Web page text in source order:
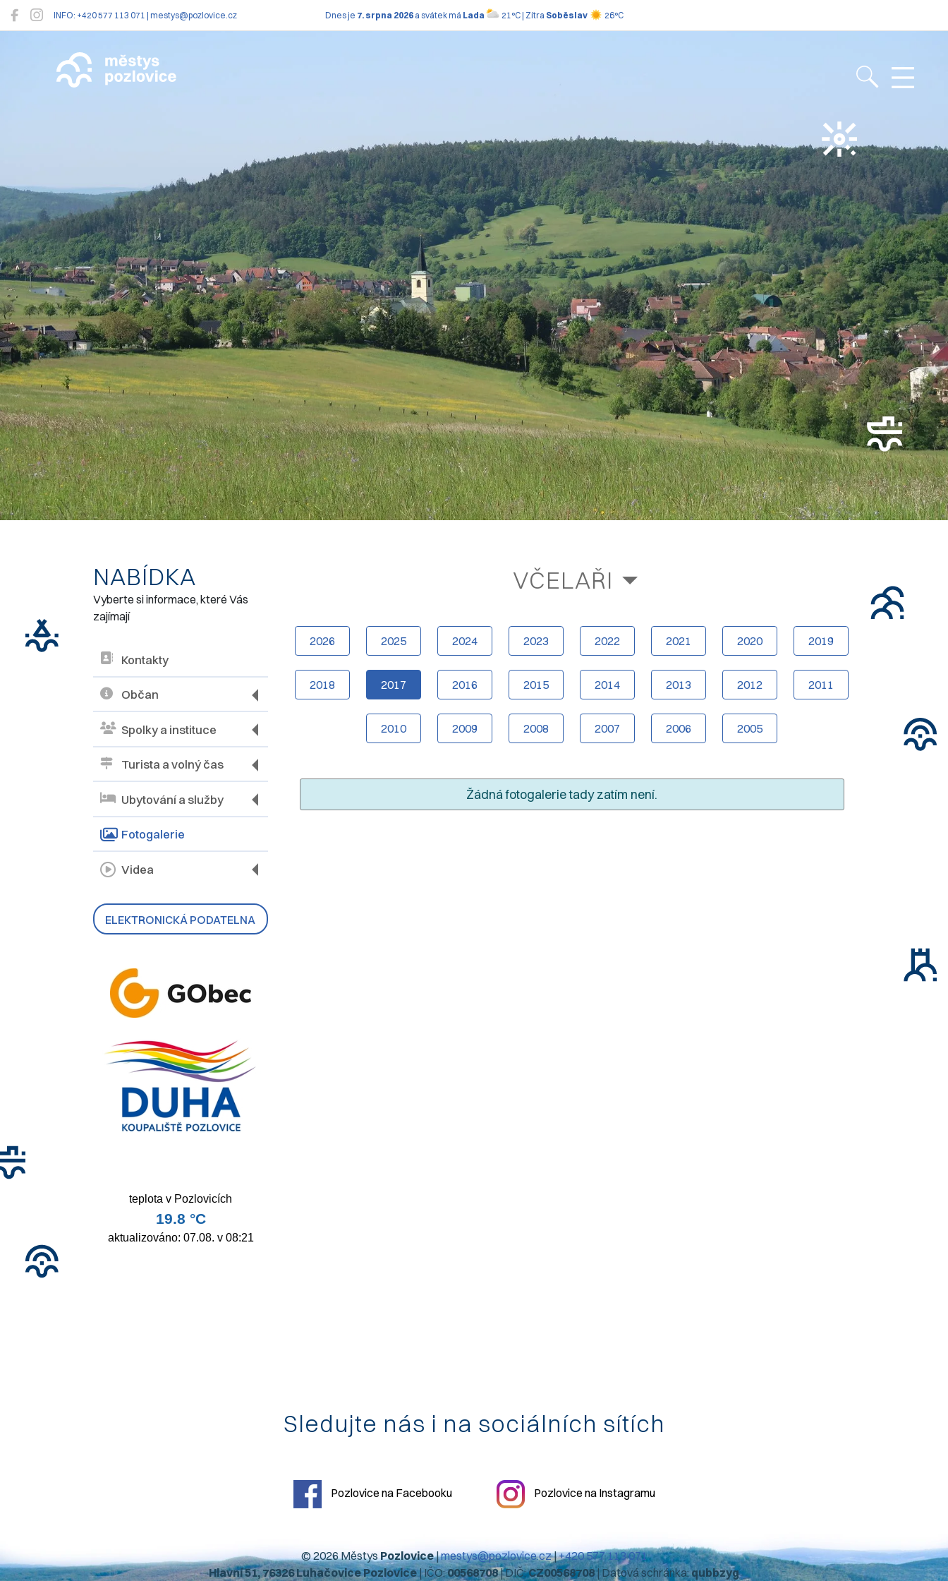
INFO: +420 577 113 071 | mestys@pozlovice.cz Dnes je 7. srpna 2026a svátek má Lada 21°C | Zítra Soběslav 26°C
Pozlovice
NABÍDKA
Vyberte si informace, které Vás
zajímají
Kontakty
Občan
Spolky a instituce
Turista a volný čas
Ubytování a služby
Fotogalerie
Videa
ELEKTRONICKÁ PODATELNA
VČELAŘI
2026 2025 2024 2023 2022 2021 2020 2019
2018 2017 2016 2015 2014 2013 2012 2011
2010 2009 2008 2007 2006 2005
Žádná fotogalerie tady zatím není.
Sledujte nás i na sociálních sítích
Pozlovice na Facebooku Pozlovice na Instagramu
© 2026 MěstysPozlovice|mestys@pozlovice.cz|+420 577 113 071
Hlavní 51, 76326 Luhačovice Pozlovice| IČO:00568708| DIČ:CZ00568708| Datová schránka:qubbzyg